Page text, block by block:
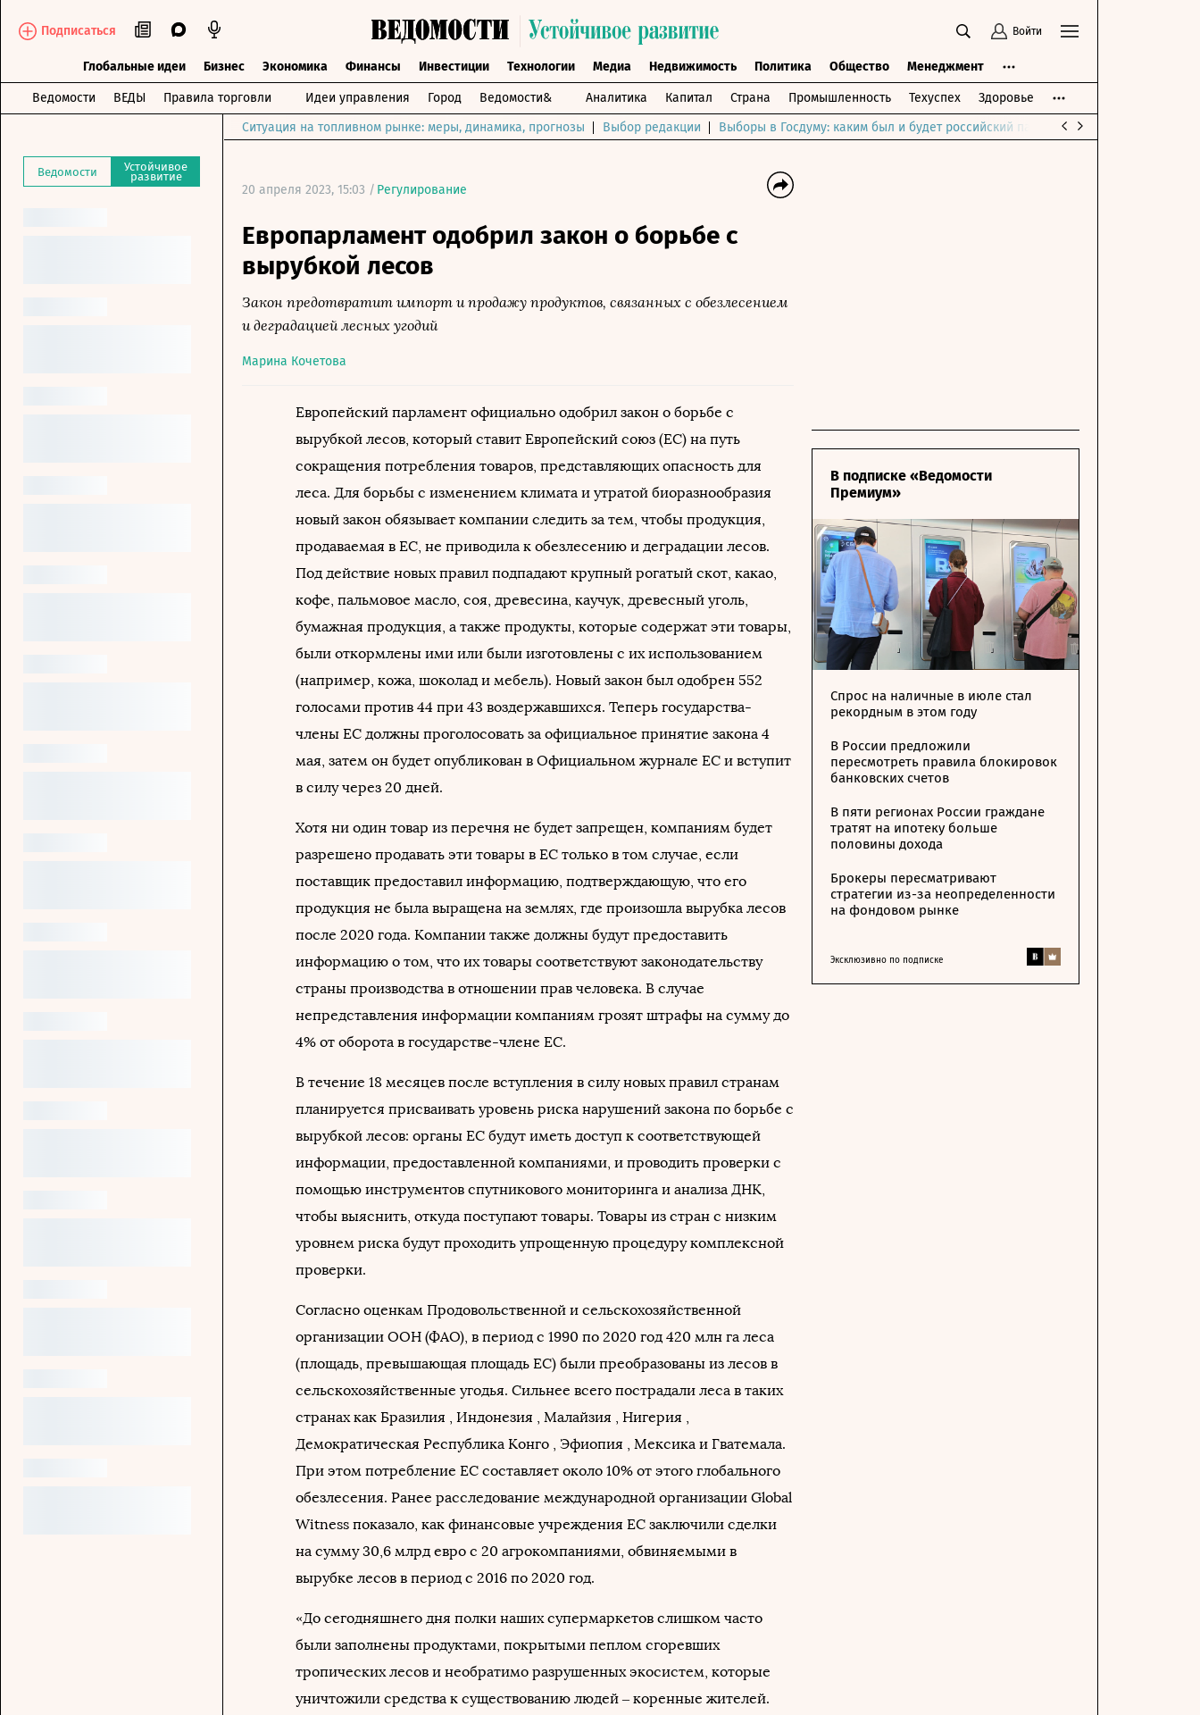
Подписаться Войти
Глобальные идеи Бизнес Экономика Финансы Инвестиции Технологии Медиа Недвижимость Политика Общество Менеджмент
Ведомости ВЕДЫ Правила торговли Идеи управления Город Ведомости& Аналитика Капитал Страна Промышленность Техуспех Здоровье
Ведомости Устойчивое
развитие
Ситуация на топливном рынке: меры, динамика, прогнозы Выбор редакции Выборы в Госдуму: каким был и будет российский парламент
20 апреля 2023, 15:03 / Регулирование
Европарламент одобрил закон о борьбе с
вырубкой лесов
Закон предотвратит импорт и продажу продуктов, связанных с обезлесением
и деградацией лесных угодий
Марина Кочетова
Европейский парламент официально одобрил закон о борьбе с
вырубкой лесов, который ставит Европейский союз (ЕС) на путь
сокращения потребления товаров, представляющих опасность для
леса. Для борьбы с изменением климата и утратой биоразнообразия
новый закон обязывает компании следить за тем, чтобы продукция,
продаваемая в ЕС, не приводила к обезлесению и деградации лесов.
Под действие новых правил подпадают крупный рогатый скот, какао,
кофе, пальмовое масло, соя, древесина, каучук, древесный уголь,
бумажная продукция, а также продукты, которые содержат эти товары,
были откормлены ими или были изготовлены с их использованием
(например, кожа, шоколад и мебель). Новый закон был одобрен 552
голосами против 44 при 43 воздержавшихся. Теперь государства-
члены ЕС должны проголосовать за официальное принятие закона 4
мая, затем он будет опубликован в Официальном журнале ЕС и вступит
в силу через 20 дней.
Хотя ни один товар из перечня не будет запрещен, компаниям будет
разрешено продавать эти товары в ЕС только в том случае, если
поставщик предоставил информацию, подтверждающую, что его
продукция не была выращена на землях, где произошла вырубка лесов
после 2020 года. Компании также должны будут предоставить
информацию о том, что их товары соответствуют законодательству
страны производства в отношении прав человека. В случае
непредставления информации компаниям грозят штрафы на сумму до
4% от оборота в государстве-члене ЕС.
В течение 18 месяцев после вступления в силу новых правил странам
планируется присваивать уровень риска нарушений закона по борьбе с
вырубкой лесов: органы ЕС будут иметь доступ к соответствующей
информации, предоставленной компаниями, и проводить проверки с
помощью инструментов спутникового мониторинга и анализа ДНК,
чтобы выяснить, откуда поступают товары. Товары из стран с низким
уровнем риска будут проходить упрощенную процедуру комплексной
проверки.
Согласно оценкам Продовольственной и сельскохозяйственной
организации ООН (ФАО), в период с 1990 по 2020 год 420 млн га леса
(площадь, превышающая площадь ЕС) были преобразованы из лесов в
сельскохозяйственные угодья. Сильнее всего пострадали леса в таких
странах как Бразилия , Индонезия , Малайзия , Нигерия ,
Демократическая Республика Конго , Эфиопия , Мексика и Гватемала.
При этом потребление ЕС составляет около 10% от этого глобального
обезлесения. Ранее расследование международной организации Global
Witness показало, как финансовые учреждения ЕС заключили сделки
на сумму 30,6 млрд евро с 20 агрокомпаниями, обвиняемыми в
вырубке лесов в период с 2016 по 2020 год.
«До сегодняшнего дня полки наших супермаркетов слишком часто
были заполнены продуктами, покрытыми пеплом сгоревших
тропических лесов и необратимо разрушенных экосистем, которые
уничтожили средства к существованию людей – коренные жителей.
В подписке «Ведомости
Премиум»
Спрос на наличные в июле стал
рекордным в этом году
В России предложили
пересмотреть правила блокировок
банковских счетов
В пяти регионах России граждане
тратят на ипотеку больше
половины дохода
Брокеры пересматривают
стратегии из-за неопределенности
на фондовом рынке
Эксклюзивно по подписке